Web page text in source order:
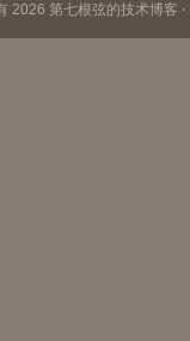
2026 第七根弦的技术博客